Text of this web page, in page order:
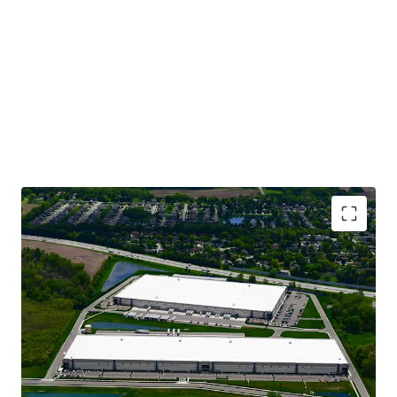
CLASS A INDUSTRIAL ASSETS WITH MODERN
LOGISTICS SPECIFICATIONS
STABILIZED, GROWING CASH FLOW BACKED BY
81% IG-CREDIT TENANCY
INSTITUTIONALLY OWNED SUBMARKET WITH
BLUE-CHIP NEIGHBORS